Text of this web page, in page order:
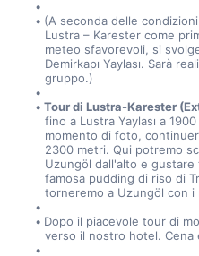
(A seconda delle
Lustra – Karester come
meteo sfavorevoli, si
Demirkapı Yaylası. Sarà
gruppo.)
Tour di Lustra-Karester
fino a Lustra Yaylası a
momento di foto,
2300 metri. Qui potremo
Uzungöl dall'alto e
famosa pudding di riso di
torneremo a Uzungöl con i
Dopo il piacevole tour di
verso il nostro hotel.